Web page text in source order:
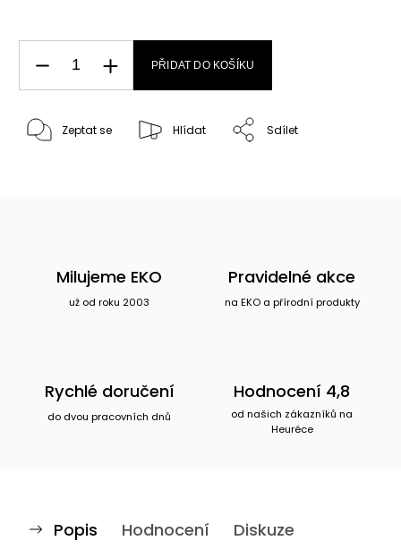
PŘIDAT DO KOŠÍKU
Zeptat se Hlídat Sdílet
Milujeme EKO
už od roku 2003
Pravidelné akce
na EKO a přírodní produkty
Rychlé doručení
do dvou pracovních dnů
Hodnocení 4,8
od našich zákazníků na
Heuréce
Popis Hodnocení
Diskuze